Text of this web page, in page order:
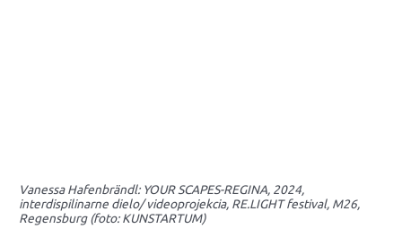
Vanessa Hafenbrändl: YOUR SCAPES-REGINA, 2024,
interdispilinarne dielo/ videoprojekcia, RE.LIGHT festival, M26,
Regensburg (foto: KUNSTARTUM)